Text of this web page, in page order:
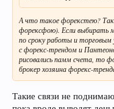
А что такое форекстею?
форексфою). Если выбирать
по сроку работы и
с форекс-трендом и
рисовались памм счета, то
брокер хозяина форекс-
Такие связи не